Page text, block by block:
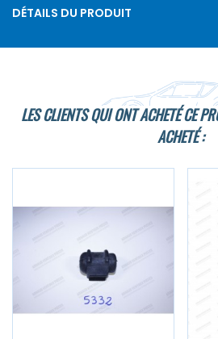
DÉTAILS DU PRODUIT
LES CLIENTS QUI ONT ACHETÉ CE
ACHETÉ :